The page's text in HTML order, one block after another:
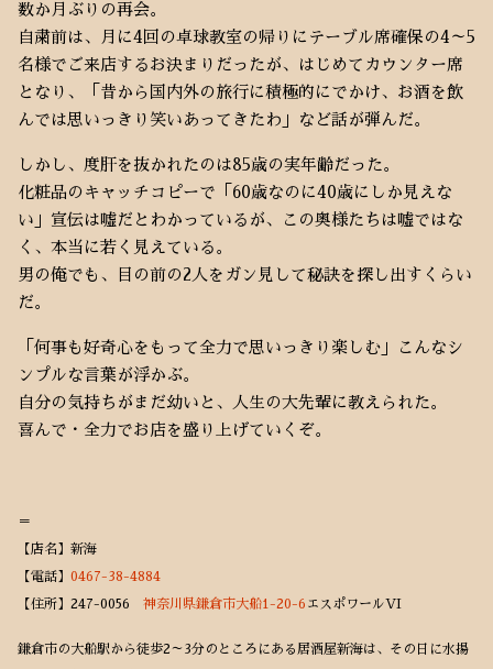
数か月ぶりの再会。
自粛前は、月に4回の卓球教室の帰りにテーブル席確保の4～5
名様でご来店するお決まりだったが、はじめてカウンター席
となり、「昔から国内外の旅行に積極的にでかけ、お酒を飲
んでは思いっきり笑いあってきたわ」など話が弾んだ。
しかし、度肝を抜かれたのは85歳の実年齢だった。
化粧品のキャッチコピーで「60歳なのに40歳にしか見えな
い」宣伝は嘘だとわかっているが、この奥様たちは嘘ではな
く、本当に若く見えている。
男の俺でも、目の前の2人をガン見して秘訣を探し出すくらい
だ。
「何事も好奇心をもって全力で思いっきり楽しむ」こんなシ
ンプルな言葉が浮かぶ。
自分の気持ちがまだ幼いと、人生の大先輩に教えられた。
喜んで・全力でお店を盛り上げていくぞ。
＝
【店名】新海
【電話】 0467-38-4884
【住所】247-0056 神奈川県鎌倉市大船1-20-6 エスポワールVI
鎌倉市の大船駅から徒歩2～3分のところにある居酒屋新海は、その日に水揚